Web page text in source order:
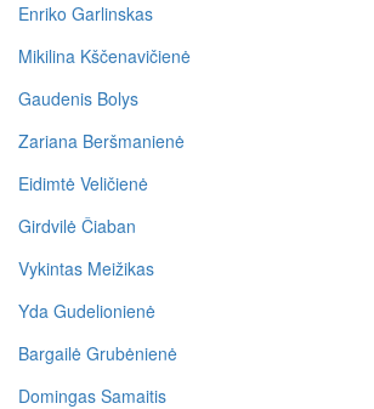
Enriko Garlinskas
Mikilina Kščenavičienė
Gaudenis Bolys
Zariana Beršmanienė
Eidimtė Veličienė
Girdvilė Čiaban
Vykintas Meižikas
Yda Gudelionienė
Bargailė Grubėnienė
Domingas Samaitis